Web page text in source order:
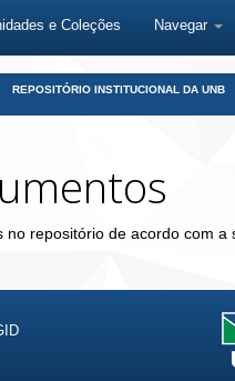
e Coleções Navegar
REPOSITÓRIO INSTITUCIONAL DA UNB
repositório de acordo com a